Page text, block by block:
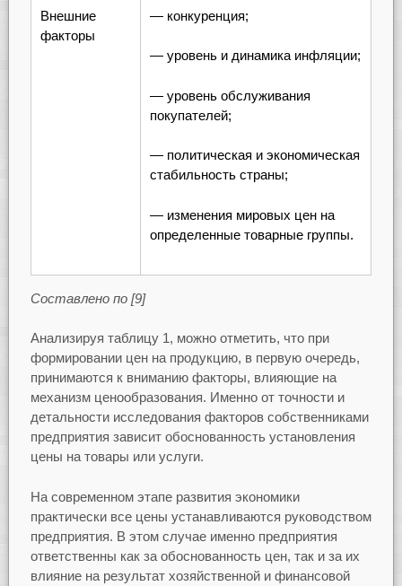
Внешние
факторы
— конкуренция;
— уровень и динамика инфляции;
— уровень обслуживания
покупателей;
— политическая и экономическая
стабильность страны;
— изменения мировых цен на
определенные товарные группы.
Составлено по [9]
Анализируя таблицу 1, можно отметить, что при
формировании цен на продукцию, в первую очередь,
принимаются к вниманию факторы, влияющие на
механизм ценообразования. Именно от точности и
детальности исследования факторов собственниками
предприятия зависит обоснованность установления
цены на товары или услуги.
На современном этапе развития экономики
практически все цены устанавливаются руководством
предприятия. В этом случае именно предприятия
ответственны как за обоснованность цен, так и за их
влияние на результат хозяйственной и финансовой